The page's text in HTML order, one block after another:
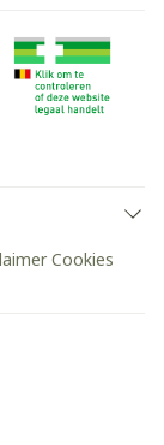
Cookies